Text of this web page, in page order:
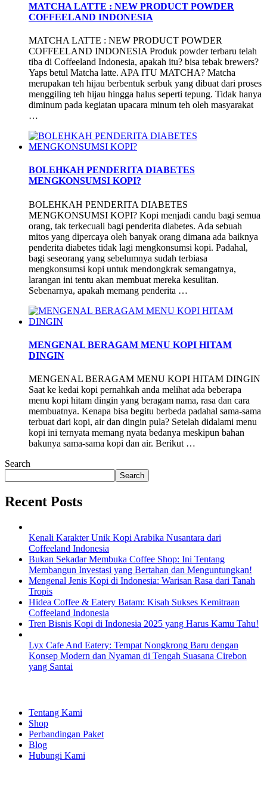
MATCHA LATTE : NEW PRODUCT POWDER
COFFEELAND INDONESIA
MATCHA LATTE : NEW PRODUCT POWDER
COFFEELAND INDONESIA Produk powder terbaru telah
tiba di Coffeeland Indonesia, apakah itu? bisa tebak brewers?
Yaps betul Matcha latte. APA ITU MATCHA? Matcha
merupakan teh hijau berbentuk serbuk yang dibuat dari proses
menggiling teh hijau hingga halus seperti tepung. Tidak hanya
diminum pada kegiatan upacara minum teh oleh masyarakat
…
BOLEHKAH PENDERITA DIABETES
MENGKONSUMSI KOPI?
BOLEHKAH PENDERITA DIABETES
MENGKONSUMSI KOPI? Kopi menjadi candu bagi semua
orang, tak terkecuali bagi penderita diabetes. Ada sebuah
mitos yang dipercaya oleh banyak orang dimana ada baiknya
penderita diabetes tidak lagi mengkonsumsi kopi. Padahal,
bagi seseorang yang sebelumnya sudah terbiasa
mengkonsumsi kopi untuk mendongkrak semangatnya,
larangan ini tentu akan membuat mereka kesulitan.
Sebenarnya, apakah memang penderita …
MENGENAL BERAGAM MENU KOPI HITAM
DINGIN
MENGENAL BERAGAM MENU KOPI HITAM DINGIN
Saat ke kedai kopi pernahkah anda melihat ada beberapa
menu kopi hitam dingin yang beragam nama, rasa dan cara
membuatnya. Kenapa bisa begitu berbeda padahal sama-sama
terbuat dari kopi, air dan dingin pula? Setelah didalami menu
kopi ini ternyata memang nyata bedanya meskipun bahan
bakunya sama-sama kopi dan air. Berikut …
Search
Search
Recent Posts
Kenali Karakter Unik Kopi Arabika Nusantara dari
Coffeeland Indonesia
Bukan Sekadar Membuka Coffee Shop: Ini Tentang
Membangun Investasi yang Bertahan dan Menguntungkan!
Mengenal Jenis Kopi di Indonesia: Warisan Rasa dari Tanah
Tropis
Hidea Coffee & Eatery Batam: Kisah Sukses Kemitraan
Coffeeland Indonesia
Tren Bisnis Kopi di Indonesia 2025 yang Harus Kamu Tahu!
Lyx Cafe And Eatery: Tempat Nongkrong Baru dengan
Konsep Modern dan Nyaman di Tengah Suasana Cirebon
yang Santai
Tentang Kami
Shop
Perbandingan Paket
Blog
Hubungi Kami